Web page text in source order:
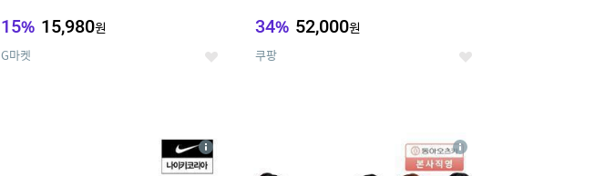
15% 15,980원
G마켓 좋
34% 52,000원
쿠팡 좋
상
세
상
세